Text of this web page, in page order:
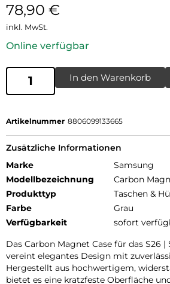
78,90 €
inkl. MwSt.
Online verfügbar
In den Warenkorb
Artikelnummer 8806099133665
Zusätzliche Informationen
Marke
Samsung
Modellbezeichnung
Carbon
Produkttyp
Taschen &
Farbe
Grau
Verfügbarkeit
sofort
Das Carbon Magnet Case für das S26 |
vereint elegantes Design mit
Hergestellt aus hochwertigem,
bietet es eine kratzfeste Oberfläche